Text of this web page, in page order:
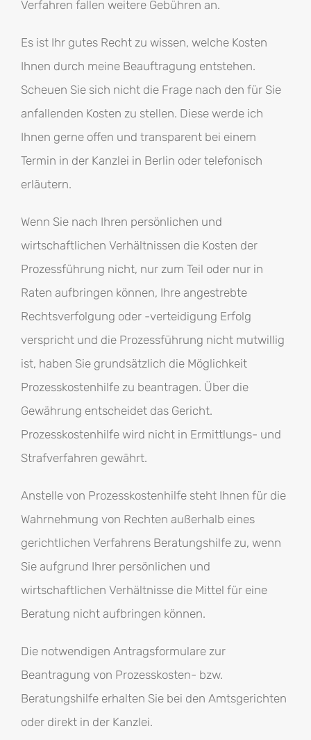
Verfahren fallen weitere Gebühren an.
Es ist Ihr gutes Recht zu wissen, welche Kosten
Ihnen durch meine Beauftragung entstehen.
Scheuen Sie sich nicht die Frage nach den für Sie
anfallenden Kosten zu stellen. Diese werde ich
Ihnen gerne offen und transparent bei einem
Termin in der Kanzlei in Berlin oder telefonisch
erläutern.
Wenn Sie nach Ihren persönlichen und
wirtschaftlichen Verhältnissen die Kosten der
Prozessführung nicht, nur zum Teil oder nur in
Raten aufbringen können, Ihre angestrebte
Rechtsverfolgung oder -verteidigung Erfolg
verspricht und die Prozessführung nicht mutwillig
ist, haben Sie grundsätzlich die Möglichkeit
Prozesskostenhilfe zu beantragen. Über die
Gewährung entscheidet das Gericht.
Prozesskostenhilfe wird nicht in Ermittlungs- und
Strafverfahren gewährt.
Anstelle von Prozesskostenhilfe steht Ihnen für die
Wahrnehmung von Rechten außerhalb eines
gerichtlichen Verfahrens Beratungshilfe zu, wenn
Sie aufgrund Ihrer persönlichen und
wirtschaftlichen Verhältnisse die Mittel für eine
Beratung nicht aufbringen können.
Die notwendigen Antragsformulare zur
Beantragung von Prozesskosten- bzw.
Beratungshilfe erhalten Sie bei den Amtsgerichten
oder direkt in der Kanzlei.